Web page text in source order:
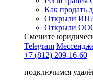
Как
Открыли
Открыли
Смените
Telegram
+7 (812) 209-16-60
подключимся